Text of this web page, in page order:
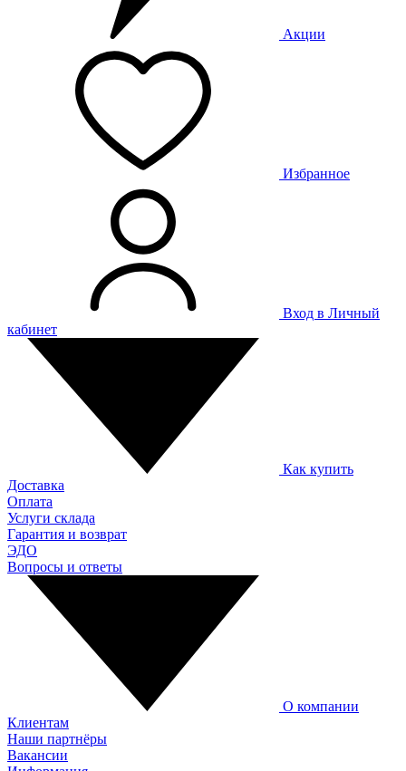
Акции
Избранное
Вход в Личный
кабинет
Как купить
Доставка
Оплата
Услуги склада
Гарантия и возврат
ЭДО
Вопросы и ответы
О компании
Клиентам
Наши партнёры
Вакансии